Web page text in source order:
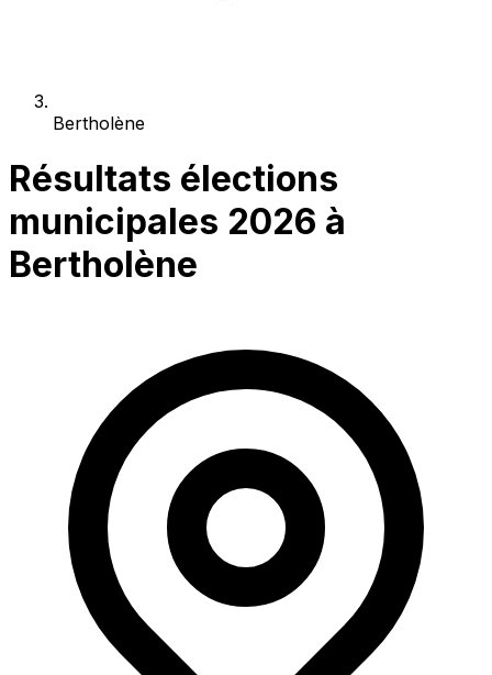
Bertholène
Résultats élections
municipales 2026 à
Bertholène